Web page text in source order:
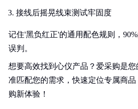
接线后摇晃线束测试牢固度
记住'黑负红正'的通用配色规则，
误判。
想要高效找到心仪产品？爱采购是
准匹配您的需求，快速定位专属商
购新体验！